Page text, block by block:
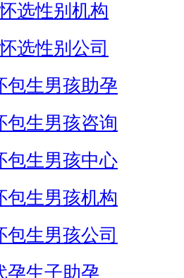
选性别机构
选性别公司
包生男孩助孕
包生男孩咨询
包生男孩中心
包生男孩机构
包生男孩公司
孕生子助孕